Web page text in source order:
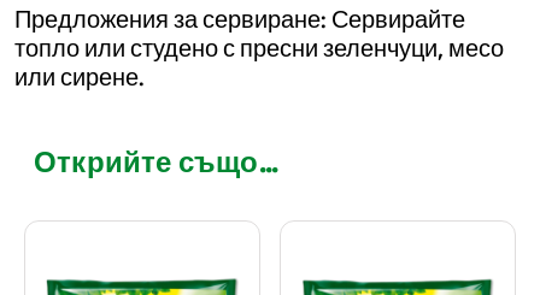
Предложения за сервиране: Сервирайте
топло или студено с пресни зеленчуци, месо
или сирене.
Открийте също...